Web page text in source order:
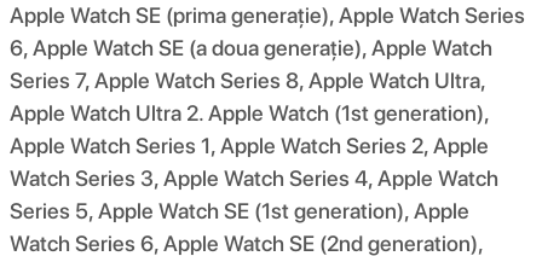
Apple Watch SE (prima generație), Apple Watch Series
6, Apple Watch SE (a doua generație), Apple Watch
Series 7, Apple Watch Series 8, Apple Watch Ultra,
Apple Watch Ultra 2. Apple Watch (1st generation),
Apple Watch Series 1, Apple Watch Series 2, Apple
Watch Series 3, Apple Watch Series 4, Apple Watch
Series 5, Apple Watch SE (1st generation), Apple
Watch Series 6, Apple Watch SE (2nd generation),